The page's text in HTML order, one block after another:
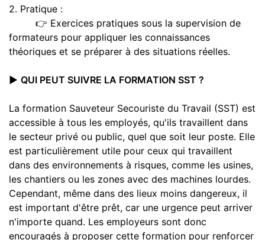
2. Pratique :
👉 Exercices pratiques sous la supervision de
formateurs pour appliquer les connaissances
théoriques et se préparer à des situations réelles.
▶️ QUI PEUT SUIVRE LA FORMATION SST ?
La formation Sauveteur Secouriste du Travail (SST) est
accessible à tous les employés, qu'ils travaillent dans
le secteur privé ou public, quel que soit leur poste. Elle
est particulièrement utile pour ceux qui travaillent
dans des environnements à risques, comme les usines,
les chantiers ou les zones avec des machines lourdes.
Cependant, même dans des lieux moins dangereux, il
est important d'être prêt, car une urgence peut arriver
n'importe quand. Les employeurs sont donc
encouragés à proposer cette formation pour renforcer